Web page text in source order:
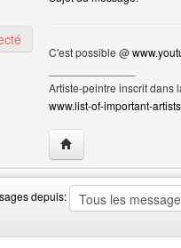
profil de l'utilisateur
C'est possible @
Artiste-peintre inscrit dans
www.list-of-important-
Visiter le site web
depuis: